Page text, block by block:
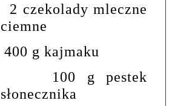
2 czekolady mleczne
ciemne
400 g kajmaku
100 g pestek
słonecznika